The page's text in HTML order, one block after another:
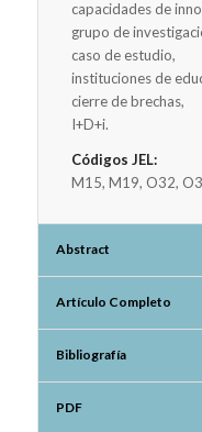
capacidades de
grupo de
caso de estudio,
instituciones de
cierre de brechas,
I+D+i.
Códigos JEL:
M15, M19, O32,
Abstract
Artículo Completo
Bibliografía
PDF